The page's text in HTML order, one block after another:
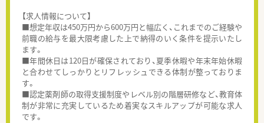
【求人情報について】
■想定年収は450万円から600万円と幅広く、これまでのご経験や
前職の給与を最大限考慮した上で納得のいく条件を提示いたし
ます。
■年間休日は120日が確保されており、夏季休暇や年末年始休暇
と合わせてしっかりとリフレッシュできる体制が整っておりま
す。
■認定薬剤師の取得支援制度やレベル別の階層研修など、教育体
制が非常に充実しているため着実なスキルアップが可能な求人
です。